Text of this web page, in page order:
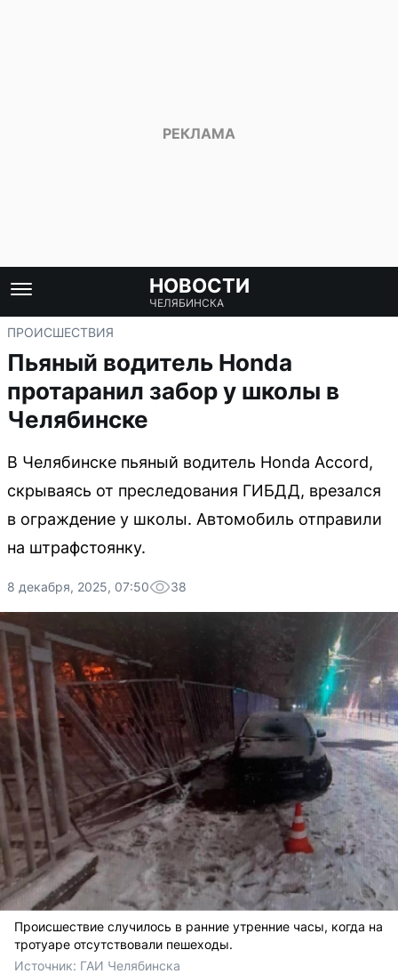
НОВОСТИ
ЧЕЛЯБИНСКА
ПРОИСШЕСТВИЯ
Пьяный водитель Honda
протаранил забор у школы в
Челябинске
В Челябинске пьяный водитель Honda Accord,
скрываясь от преследования ГИБДД, врезался
в ограждение у школы. Автомобиль отправили
на штрафстоянку.
8 декабря, 2025, 07:50 38
Происшествие случилось в ранние утренние часы, когда на
тротуаре отсутствовали пешеходы.
Источник: ГАИ Челябинска